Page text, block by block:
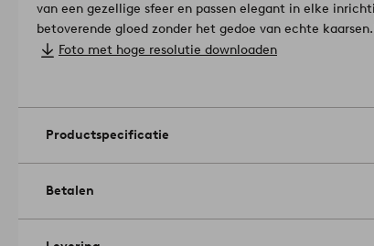
van een gezellige sfeer en passen elegant in elke
betoverende gloed zonder het gedoe van echte kaarsen.
schakelaar op de timermodus staat, branden de
Afmetingen: hoogte 5,5 cm, ø 7 cm.
Contactdoos/lichtbron: 1st LED. Max wattage: 0.01.
Timer: c4bc245 uur aan, 18 uur uit. Herhaling.
Foto met hoge resolutie downloaden
Productspecificatie
Betalen